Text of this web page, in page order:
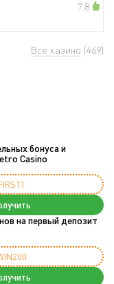
7.8
Все казино (469)
бонуса и
Casino
на первый депозит